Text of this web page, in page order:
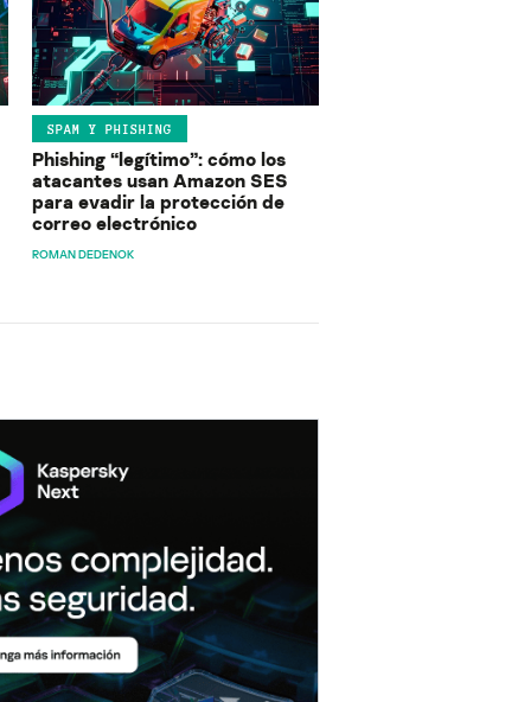
SPAM Y PHISHING
Phishing “legítimo”: cómo los
atacantes usan Amazon SES
para evadir la protección de
correo electrónico
ROMAN DEDENOK